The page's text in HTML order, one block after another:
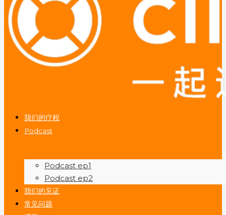
我们的疗程
Podcast
Podcast ep1
Podcast ep2
我们的见证
常见问题